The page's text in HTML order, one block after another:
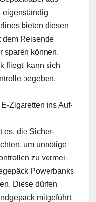
eigen­ständig
bieten diesen
dem Reisende
sparen kön­nen.
fliegt, kann sich
begeben.
ins Auf­
es, die Sicher­
um unnötige
zu ver­mei­
Power­banks
Diese dür­fen
mit­ge­führt